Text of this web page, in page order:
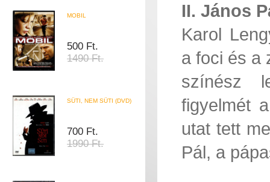
MOBIL
500 Ft.
1490 Ft.
SÜTI, NEM SÜTI (DVD)
700 Ft.
1990 Ft.
II. János
Karol
a foci és a
színész
figyelmét
utat tett
Pál, a